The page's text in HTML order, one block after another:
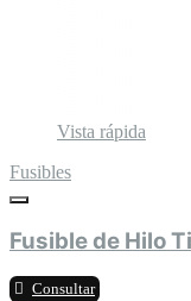
Vista rápida
Fusibles
Fusible de Hilo
Consultar